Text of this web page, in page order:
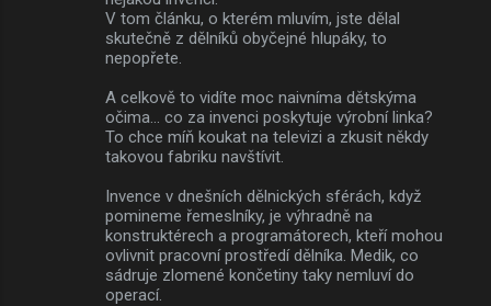
V tom článku, o kterém mluvím, jste dělal
skutečně z dělníků obyčejné hlupáky, to
nepopřete.
A celkově to vidíte moc naivníma dětskýma
očima... co za invenci poskytuje výrobní linka?
To chce míň koukat na televizi a zkusit někdy
takovou fabriku navštívit.
Invence v dnešních dělnických sférách, když
pomineme řemeslníky, je výhradně na
konstruktérech a programátorech, kteří mohou
ovlivnit pracovní prostředí dělníka. Medik, co
sádruje zlomené končetiny taky nemluví do
operací.